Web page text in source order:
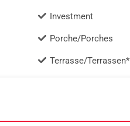
Investment
Porche/Porches
Terrasse/Terrassen*